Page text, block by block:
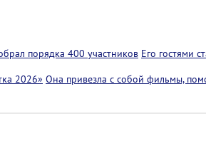
порядка 400 участников Его гостями
2026» Она привезла с собой фильмы,